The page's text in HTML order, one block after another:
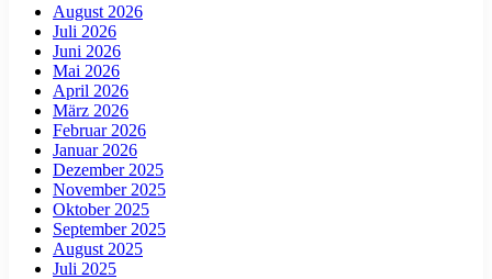
August 2026
Juli 2026
Juni 2026
Mai 2026
April 2026
März 2026
Februar 2026
Januar 2026
Dezember 2025
November 2025
Oktober 2025
September 2025
August 2025
Juli 2025